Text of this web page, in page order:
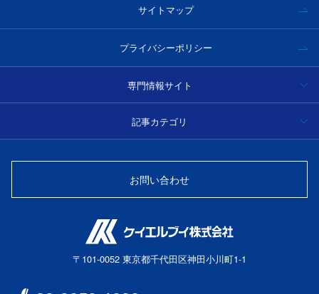
サイトマップ
プライバシーポリシー
専門情報サイト
ハイパースペクトルカメラ事例集・技術情報
光学フィルター製品情報・技術情報
記事カテゴリ
分光
光源
光ファイバーセンサー
お問い合わせ
〒101-0052 東京都千代田区神田小川町1-1